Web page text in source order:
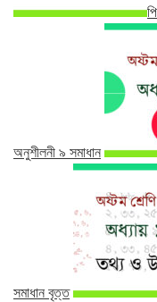
অনুশীলনী ৯ সমাধান
সমাধান বৃত্ত